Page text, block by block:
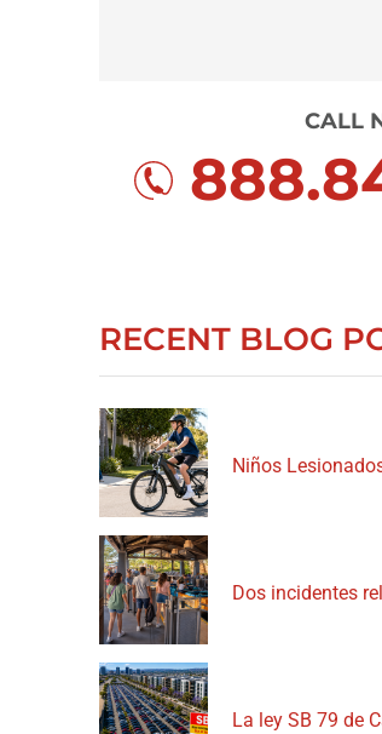
CALL
RECENT BLOG
Niños
Dos incidentes
La ley SB 79 de